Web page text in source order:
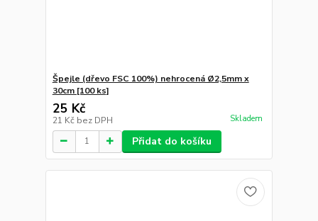
Špejle (dřevo FSC 100%) nehrocená Ø2,5mm x
30cm [100 ks]
25 Kč
21 Kč bez DPH Skladem
Přidat do košíku